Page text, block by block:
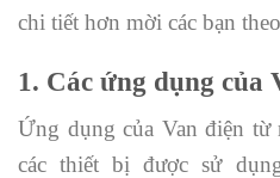
chi tiết hơn mời các bạn
1. Các ứng dụng của
Ứng dụng của Van điện
các thiết bị được sử